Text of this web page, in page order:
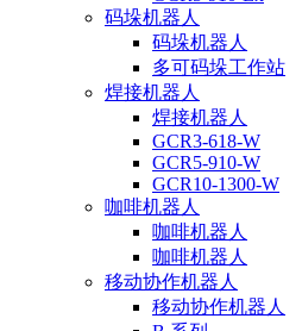
码垛机器人
码垛机器人
多可码垛工作站
焊接机器人
焊接机器人
GCR3-618-W
GCR5-910-W
GCR10-1300-W
咖啡机器人
咖啡机器人
咖啡机器人
移动协作机器人
移动协作机器人